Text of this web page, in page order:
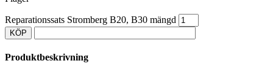
Reparationssats Stromberg B20, B30 mängd
KÖP
Produktbeskrivning